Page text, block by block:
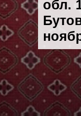
обл.